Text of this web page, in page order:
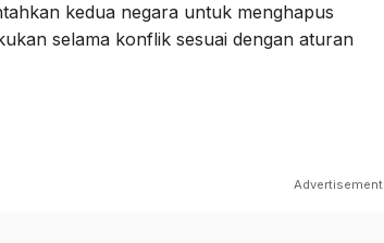
kedua negara untuk menghapus
selama konflik sesuai dengan aturan
Advertisement